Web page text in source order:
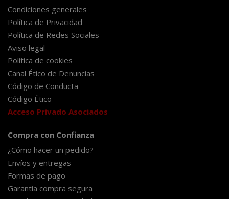
Condiciones generales
Política de Privacidad
Política de Redes Sociales
Aviso legal
Política de cookies
Canal Ético de Denuncias
Código de Conducta
Código Ético
Acceso Privado Asociados
Compra con Confianza
¿Cómo hacer un pedido?
Envíos y entregas
Formas de pago
Garantía compra segura